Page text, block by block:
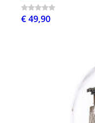
€ 49,90